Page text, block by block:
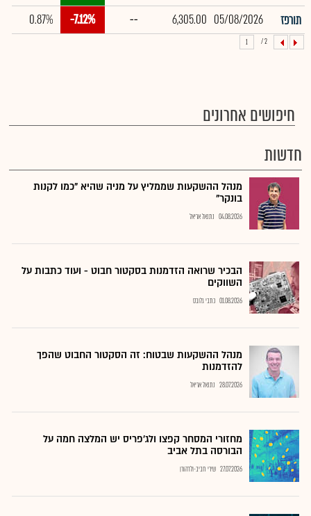
תורפז
05/08/2026
6,305.00
--
-7.12%
0.87%
2 /
1
חיפושים אחרונים
חדשות
מנהל ההשקעות שממליץ על מניה שהיא "כמו לקנות
בונקר"
04.08.2026 נתנאל אריאל
הבכיר שרואה הזדמנות בסקטור חבוט - ועוד כתבות על
השווקים
01.08.2026 כתבי גלובס
מנהל ההשקעות שבטוח: זה הסקטור החבוט שהפך
להזדמנות
28.07.2026 נתנאל אריאל
מחזורי המסחר קפצו ולג'פריס יש המלצה חמה על
הבורסה בתל אביב
27.07.2026 שירי חביב-ולדהורן